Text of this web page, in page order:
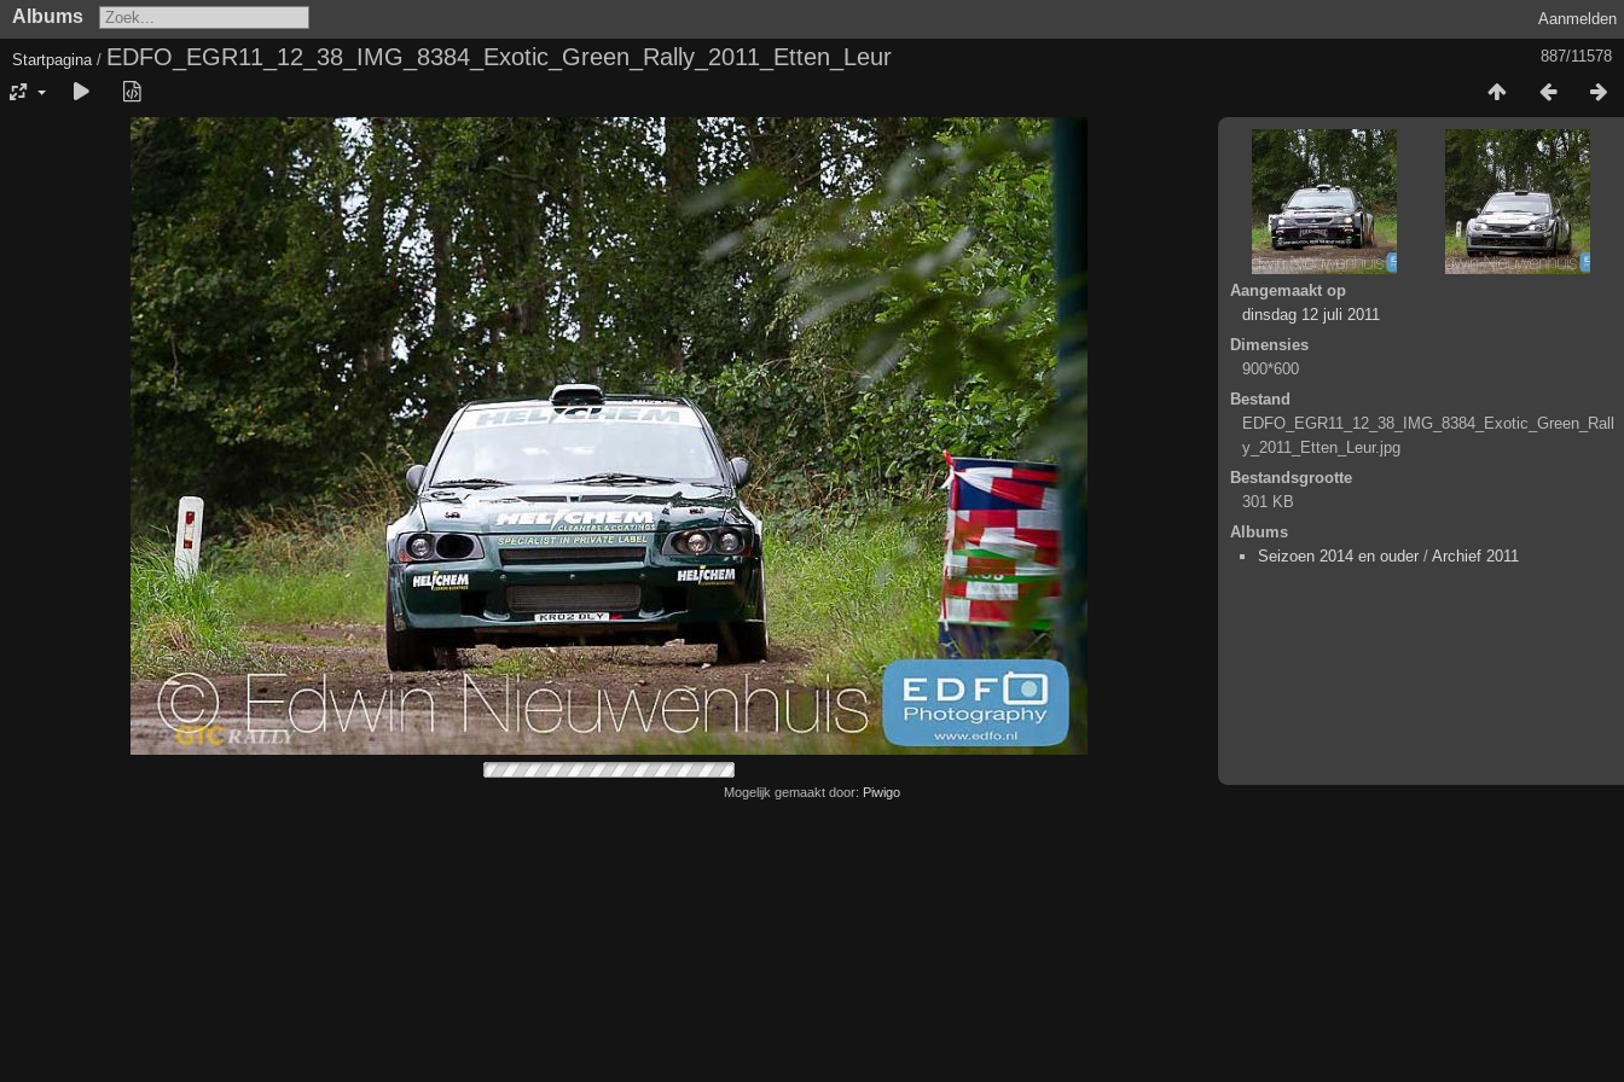
Albums Aanmelden
887/11578
Startpagina/ EDFO_EGR11_12_38_IMG_8384_Exotic_Green_Rally_2011_Etten_Leur
Aangemaakt op
dinsdag 12 juli 2011
Dimensies
900*600
Bestand
EDFO_EGR11_12_38_IMG_8384_Exotic_Green_Rall
y_2011_Etten_Leur.jpg
Bestandsgrootte
301 KB
Albums
Seizoen 2014 en ouder / Archief 2011
Mogelijk gemaakt door: Piwigo